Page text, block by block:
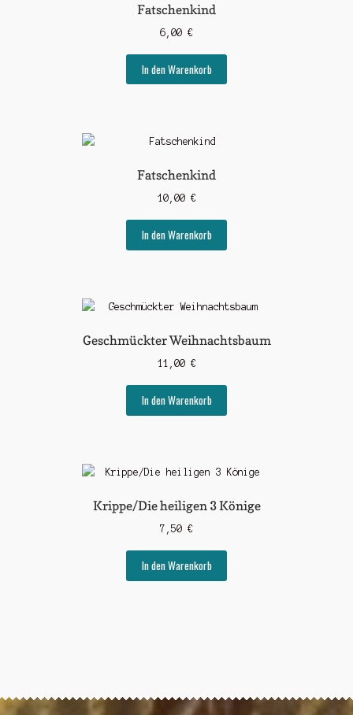
Fatschenkind
6,00 €
In den Warenkorb
Fatschenkind
10,00 €
In den Warenkorb
Geschmückter Weihnachtsbaum
11,00 €
In den Warenkorb
Krippe/Die heiligen 3 Könige
7,50 €
In den Warenkorb